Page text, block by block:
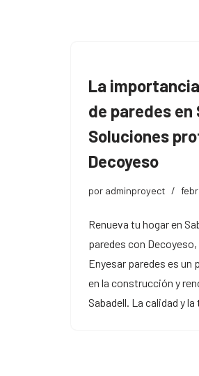
La
de paredes en
Soluciones
Decoyeso
por adminproyect
Renueva tu hogar en
paredes con
Enyesar paredes es un
en la construcción y
Sabadell. La calidad y